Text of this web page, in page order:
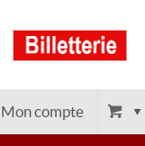
Mon compte